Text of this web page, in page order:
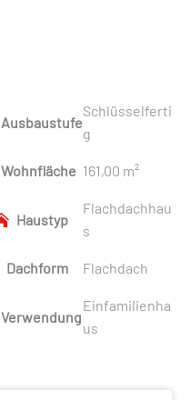
Ausbaustufe
Schlüsselferti
g
Wohnfläche 161,00 m²
Haustyp
Flachdachhau
s
Dachform Flachdach
Verwendung
Einfamilienha
us